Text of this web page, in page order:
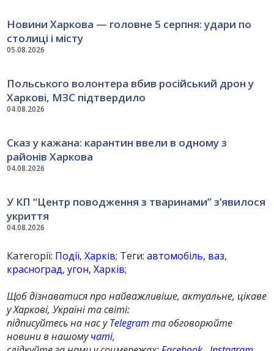
05.08.2026
Новини Харкова — головне 5 серпня: удари по
столиці і місту
04.08.2026
Польського волонтера вбив російський дрон у
Харкові, МЗС підтвердило
04.08.2026
Сказ у кажана: карантин ввели в одному з
районів Харкова
04.08.2026
У КП “Центр поводження з тваринами” з’явилося
укриття
Категорії: Події,Харків; Теги:автомобіль, ваз,
красноград,угон,Харків;
Щоб дізнаватися про найважливіше, актуальне, цікаве
у Харкові, Україні та світі:
підписуйтесь на нас уTelegram та обговорюйте
новини в нашомучаті,